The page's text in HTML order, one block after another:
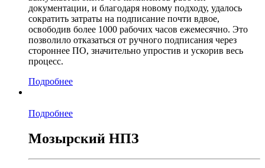
документации, и благодаря новому подходу, удалось
сократить затраты на подписание почти вдвое,
освободив более 1000 рабочих часов ежемесячно. Это
позволило отказаться от ручного подписания через
стороннее ПО, значительно упростив и ускорив весь
процесс.
Подробнее
Подробнее
Мозырский НПЗ